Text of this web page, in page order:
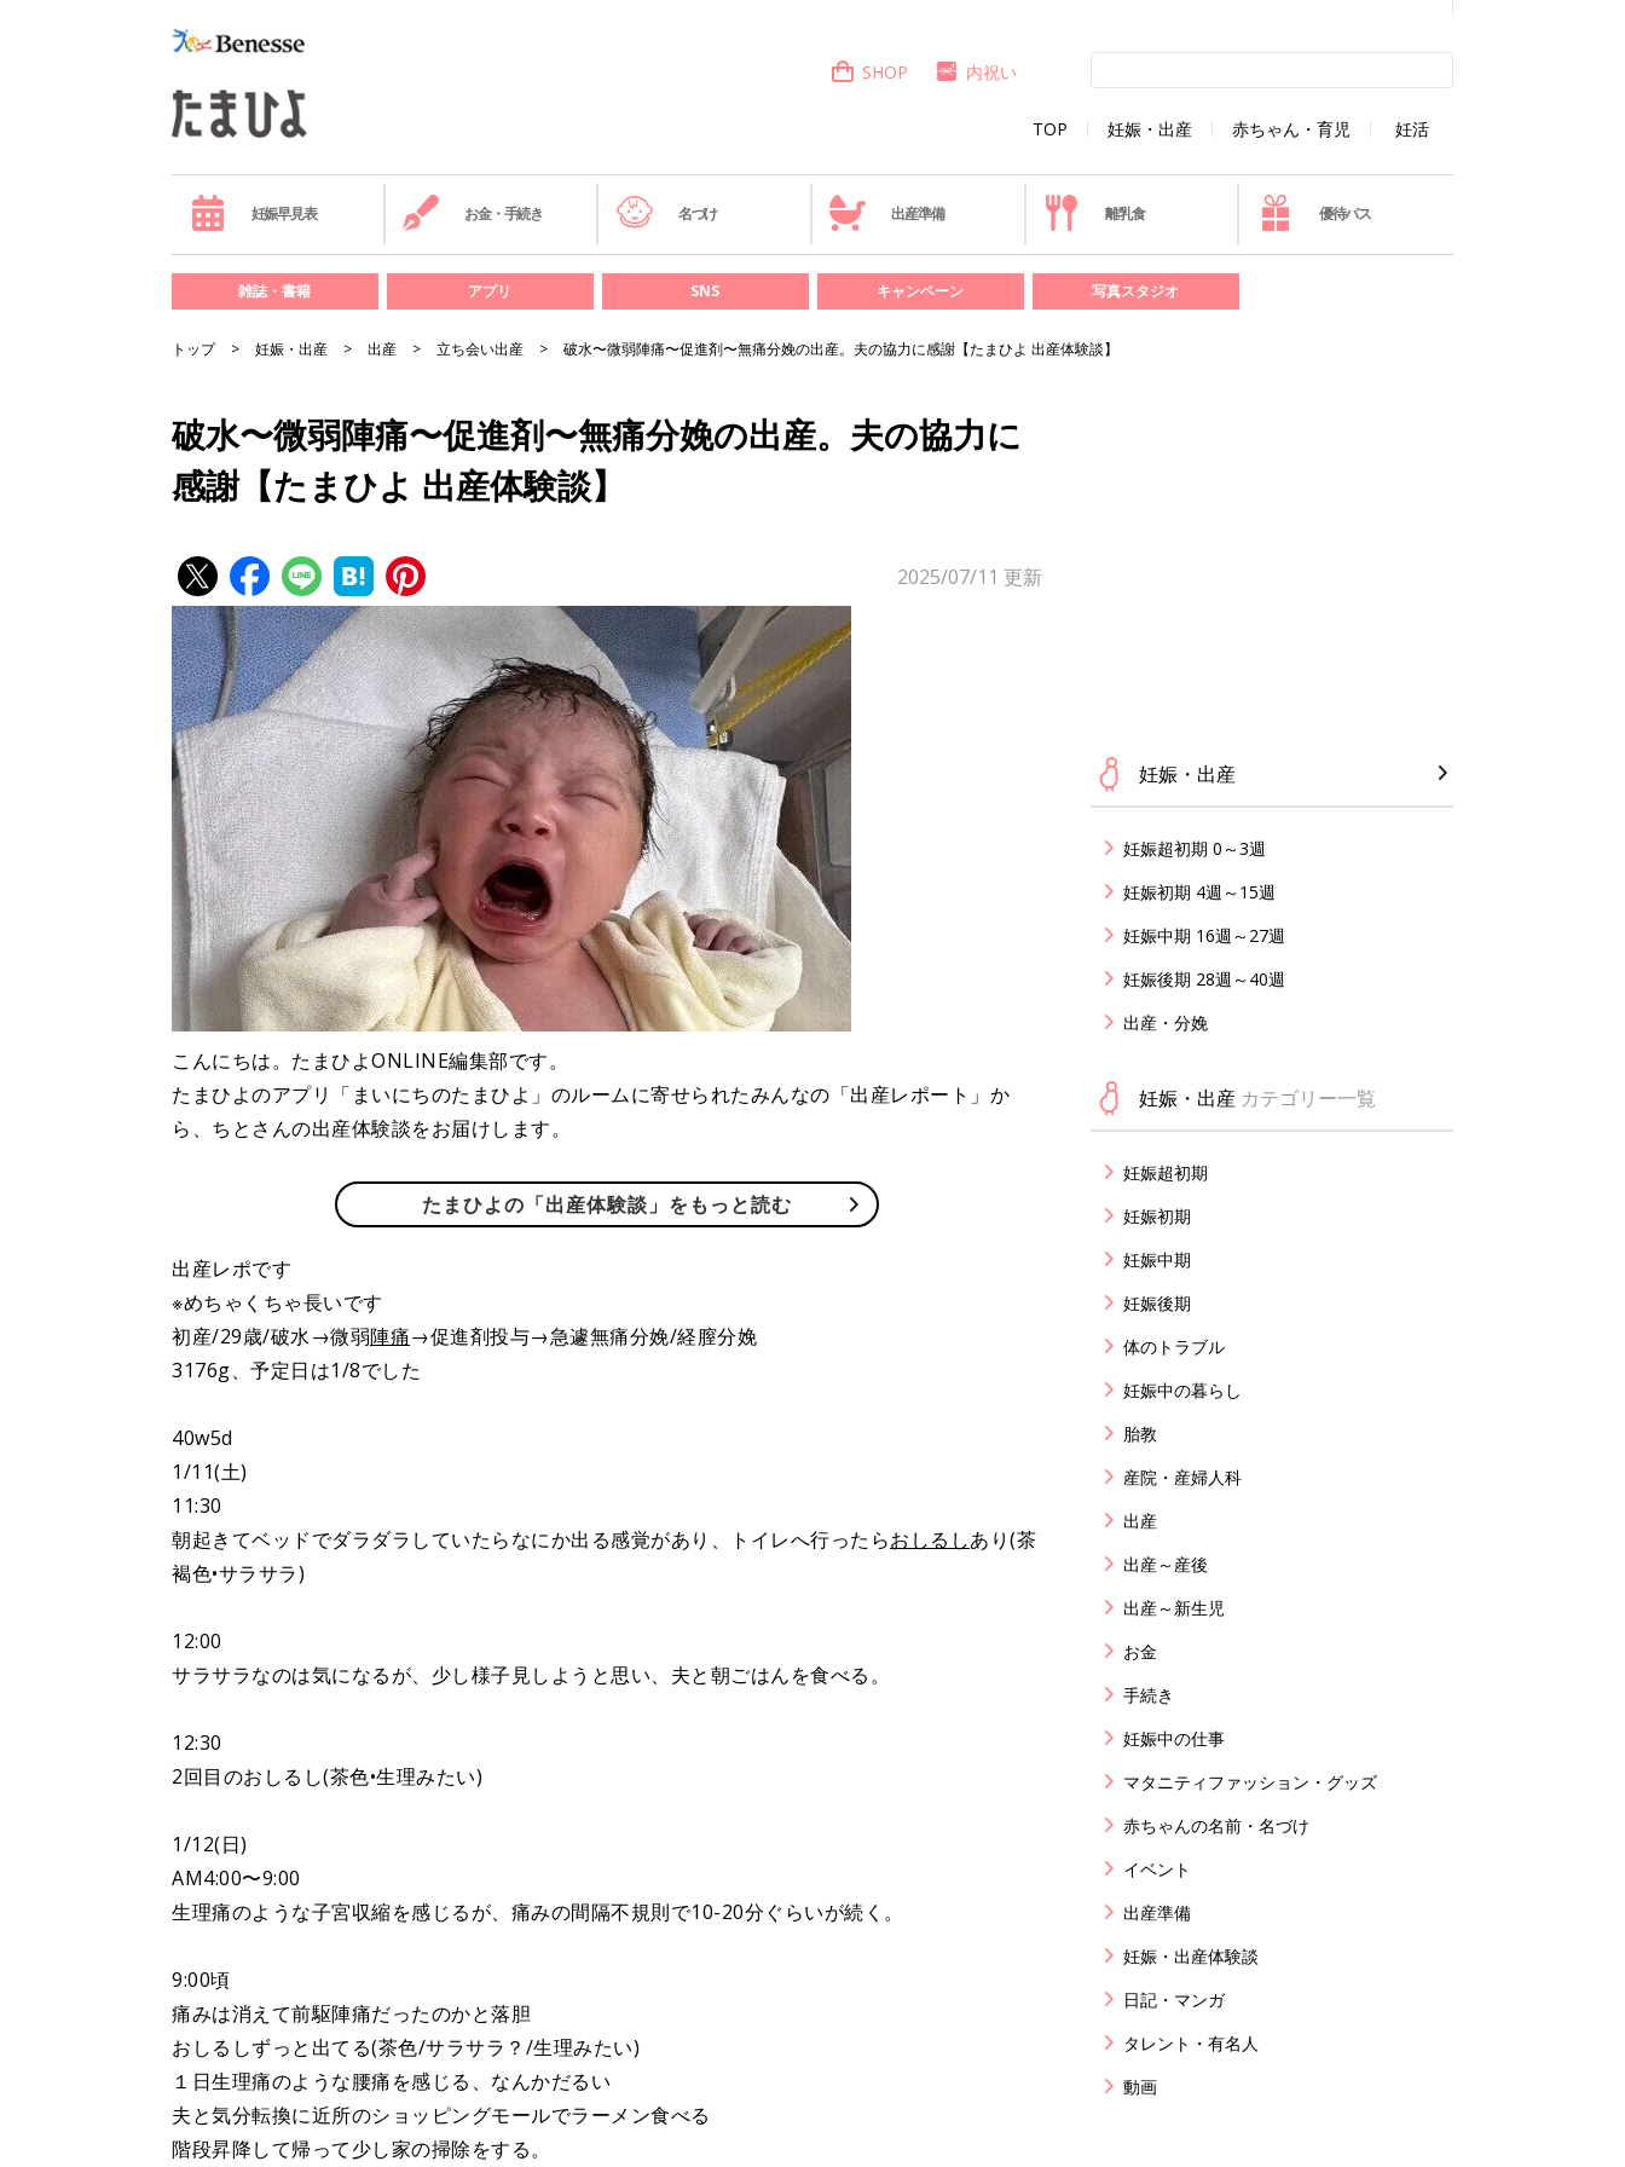
TOP 妊娠・出産 赤ちゃん・育児 妊活
SHOP 内祝い
妊娠早見表 お金・手続き 名づけ 出産準備 離乳食 優待パス
雑誌・書籍 アプリ SNS キャンペーン 写真スタジオ
トップ 妊娠・出産 出産 立ち会い出産 破水〜微弱陣痛〜促進剤〜無痛分娩の出産。夫の協力に感謝【たまひよ 出産体験談】
破水〜微弱陣痛〜促進剤〜無痛分娩の出産。夫の協力に
感謝【たまひよ 出産体験談】
2025/07/11 更新
こんにちは。たまひよONLINE編集部です。
たまひよのアプリ「まいにちのたまひよ」のルームに寄せられたみんなの「出産レポート」か
ら、ちとさんの出産体験談をお届けします。
たまひよの「出産体験談」をもっと読む
出産レポです
※めちゃくちゃ長いです
初産/29歳/破水→微弱陣痛→促進剤投与→急遽無痛分娩/経膣分娩
3176g、予定日は1/8でした
40w5d
1/11(土)
11:30
朝起きてベッドでダラダラしていたらなにか出る感覚があり、トイレへ行ったらおしるしあり(茶
褐色•サラサラ)
12:00
サラサラなのは気になるが、少し様子見しようと思い、夫と朝ごはんを食べる。
12:30
2回目のおしるし(茶色•生理みたい)
1/12(日)
AM4:00〜9:00
生理痛のような子宮収縮を感じるが、痛みの間隔不規則で10-20分ぐらいが続く。
9:00頃
痛みは消えて前駆陣痛だったのかと落胆
おしるしずっと出てる(茶色/サラサラ？/生理みたい)
１日生理痛のような腰痛を感じる、なんかだるい
夫と気分転換に近所のショッピングモールでラーメン食べる
階段昇降して帰って少し家の掃除をする。
妊娠・出産
妊娠超初期 0～3週
妊娠初期 4週～15週
妊娠中期 16週～27週
妊娠後期 28週～40週
出産・分娩
妊娠・出産 カテゴリー一覧
妊娠超初期
妊娠初期
妊娠中期
妊娠後期
体のトラブル
妊娠中の暮らし
胎教
産院・産婦人科
出産
出産～産後
出産～新生児
お金
手続き
妊娠中の仕事
マタニティファッション・グッズ
赤ちゃんの名前・名づけ
イベント
出産準備
妊娠・出産体験談
日記・マンガ
タレント・有名人
動画